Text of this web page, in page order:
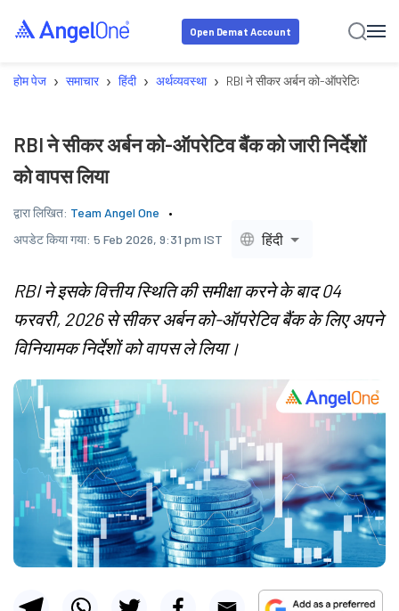
Open Demat Account
होम पेज › समाचार › हिंदी › अर्थव्यवस्था › RBI ने सीकर अर्बन को-ऑपरेटिव बैंक को
RBI ने सीकर अर्बन को-ऑपरेटिव बैंक को जारी निर्देशों
को वापस लिया
द्वारा लिखित: Team Angel One
अपडेट किया गया: 5 Feb 2026, 9:31 pm IST हिंदी
RBI ने इसके वित्तीय स्थिति की समीक्षा करने के बाद 04
फरवरी, 2026 से सीकर अर्बन को-ऑपरेटिव बैंक के लिए अपने
विनियामक निर्देशों को वापस ले लिया।